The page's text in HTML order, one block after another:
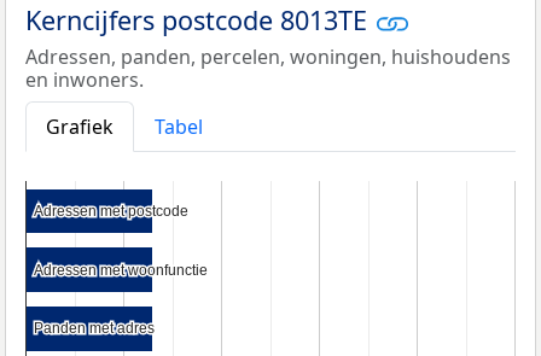
Kerncijfers postcode 8013TE
Adressen, panden, percelen, woningen, huishoudens
en inwoners.
Grafiek
Tabel
Adressen met postcode
Adressen met postcode
Adressen met woonfunctie
Adressen met woonfunctie
Panden met adres
Panden met adres